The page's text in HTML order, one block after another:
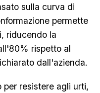
sulla curva di
permette
riducendo la
rispetto al
dall'azienda.
resistere agli urti,